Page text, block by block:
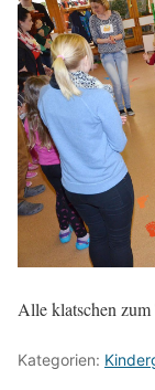
Alle klatschen
Kategorien: